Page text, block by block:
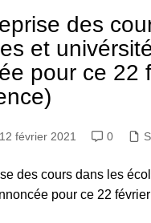
des
et
pour ce 22
12 février 2021 0